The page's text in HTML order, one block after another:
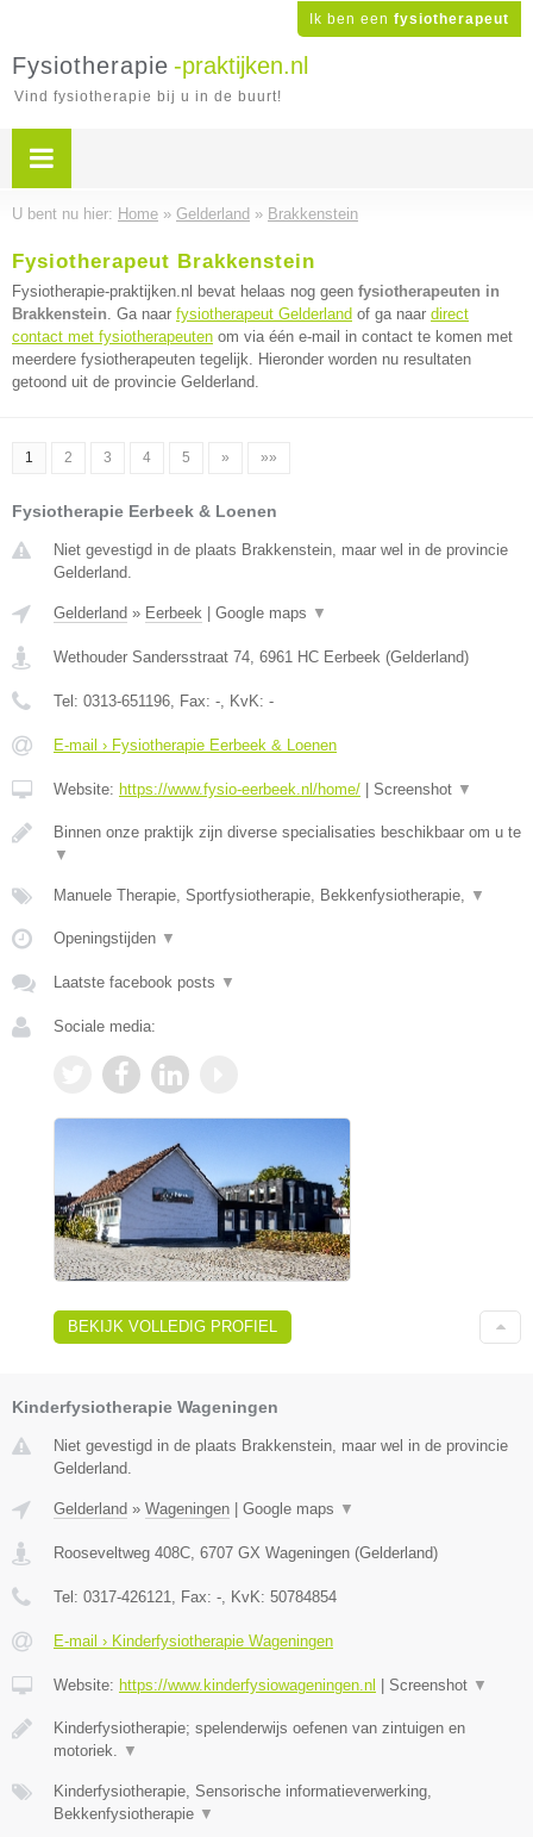
Ik ben een fysiotherapeut
Fysiotherapie -praktijken.nl
Vind fysiotherapie bij u in de buurt!
U bent nu hier: Home » Gelderland » Brakkenstein
Fysiotherapeut Brakkenstein
Fysiotherapie-praktijken.nl bevat helaas nog geen fysiotherapeuten in
Brakkenstein. Ga naar fysiotherapeut Gelderland of ga naar direct
contact met fysiotherapeuten om via één e-mail in contact te komen met
meerdere fysiotherapeuten tegelijk. Hieronder worden nu resultaten
getoond uit de provincie Gelderland.
1 2 3 4 5 » »»
Fysiotherapie Eerbeek & Loenen
Niet gevestigd in de plaats Brakkenstein, maar wel in de provincie
Gelderland.
Gelderland » Eerbeek Google maps ▼
Wethouder Sandersstraat 74, 6961 HC Eerbeek (Gelderland)
Tel: 0313-651196, Fax: -, KvK: -
E-mail › Fysiotherapie Eerbeek & Loenen
Website: https://www.fysio-eerbeek.nl/home/ Screenshot ▼
Binnen onze praktijk zijn diverse specialisaties beschikbaar om u te
▼
Manuele Therapie, Sportfysiotherapie, Bekkenfysiotherapie, ▼
Openingstijden ▼
Laatste facebook posts ▼
Sociale media:
BEKIJK VOLLEDIG PROFIEL
Kinderfysiotherapie Wageningen
Niet gevestigd in de plaats Brakkenstein, maar wel in de provincie
Gelderland.
Gelderland » Wageningen Google maps ▼
Rooseveltweg 408C 6707 GX Wageningen (Gelderland)
Tel: 0317-426121 , Fax: - , KvK: 50784854
E-mail › Kinderfysiotherapie Wageningen
Website: https://www.kinderfysiowageningen.nl Screenshot ▼
Kinderfysiotherapie; spelenderwijs oefenen van zintuigen en
motoriek.
▼
Kinderfysiotherapie, Sensorische informatieverwerking,
Bekkenfysiotherapie ▼